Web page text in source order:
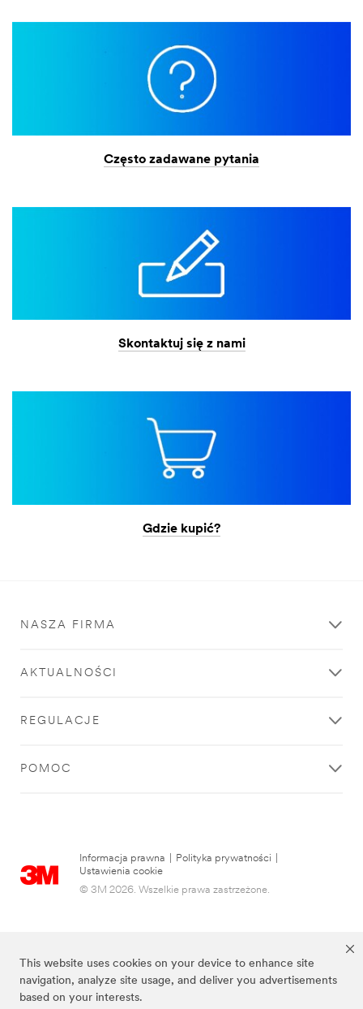
This website uses cookies on your device to enhance site
navigation, analyze site usage, and deliver you advertisements
based on your interests.
Często zadawane pytania
Skontaktuj się z nami
Gdzie kupić?
NASZA FIRMA
AKTUALNOŚCI
REGULACJE
POMOC
Informacja prawna Polityka prywatności
Ustawienia cookie
© 3M 2026. Wszelkie prawa zastrzeżone.